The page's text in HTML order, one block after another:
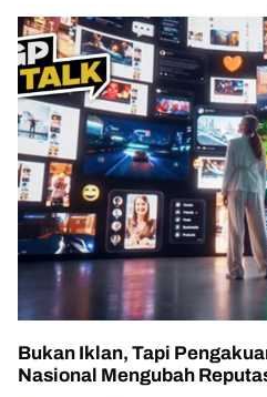
Bukan Iklan, Tapi
Nasional Mengubah